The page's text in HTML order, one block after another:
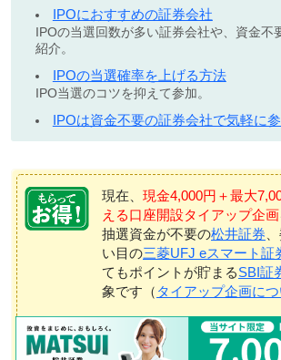
IPOにおすすめの証券会社
IPOの当選回数が多い証券会社や、資金不
紹介。
IPOの当選確率を上げる方法
IPO当選のコツを抑えて参加。
IPOは資金不要の証券会社で気軽に
現在、 現金4,000円＋最大
える口座開設タイアップ企画
抽選資金が不要の松井証券
い目の三菱UFJ eスマート証
てもポイントが貯まるSBI証
象です（ タイアップ企画につ